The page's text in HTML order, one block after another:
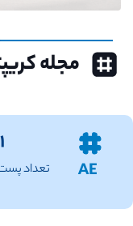
مجله
AE
۱
تعداد